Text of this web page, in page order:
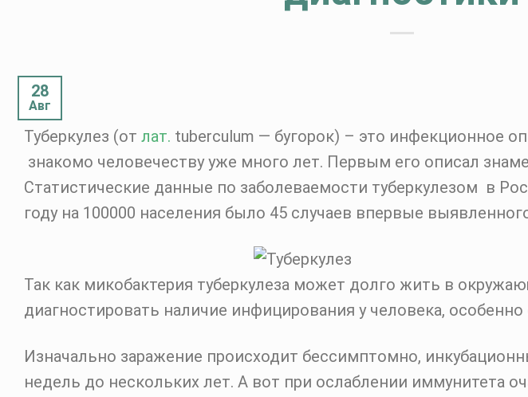
28
Авг
Туберкулез (от лат. tuberculum — бугорок) – это инфекционное
знакомо человечеству уже много лет. Первым его описал
Статистические данные по заболеваемости туберкулезом в
году на 100000 населения было 45 случаев впервые
Так как микобактерия туберкулеза может долго жить в
диагностировать наличие инфицирования у человека, особенно
Изначально заражение происходит бессимптомно,
недель до нескольких лет. А вот при ослаблении иммунитета